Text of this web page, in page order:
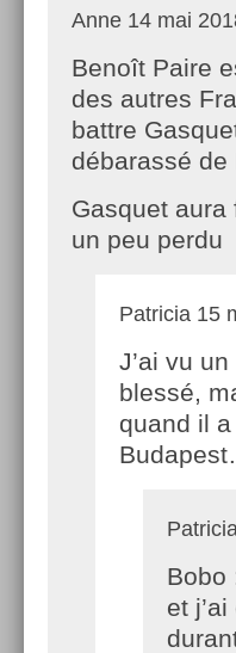
Anne 14 mai
Benoît Paire
des autres
battre
débarassé
Gasquet aura
un peu perdu
Patricia 15
J’ai vu
blessé,
quand il
Patricia
Bobo
et